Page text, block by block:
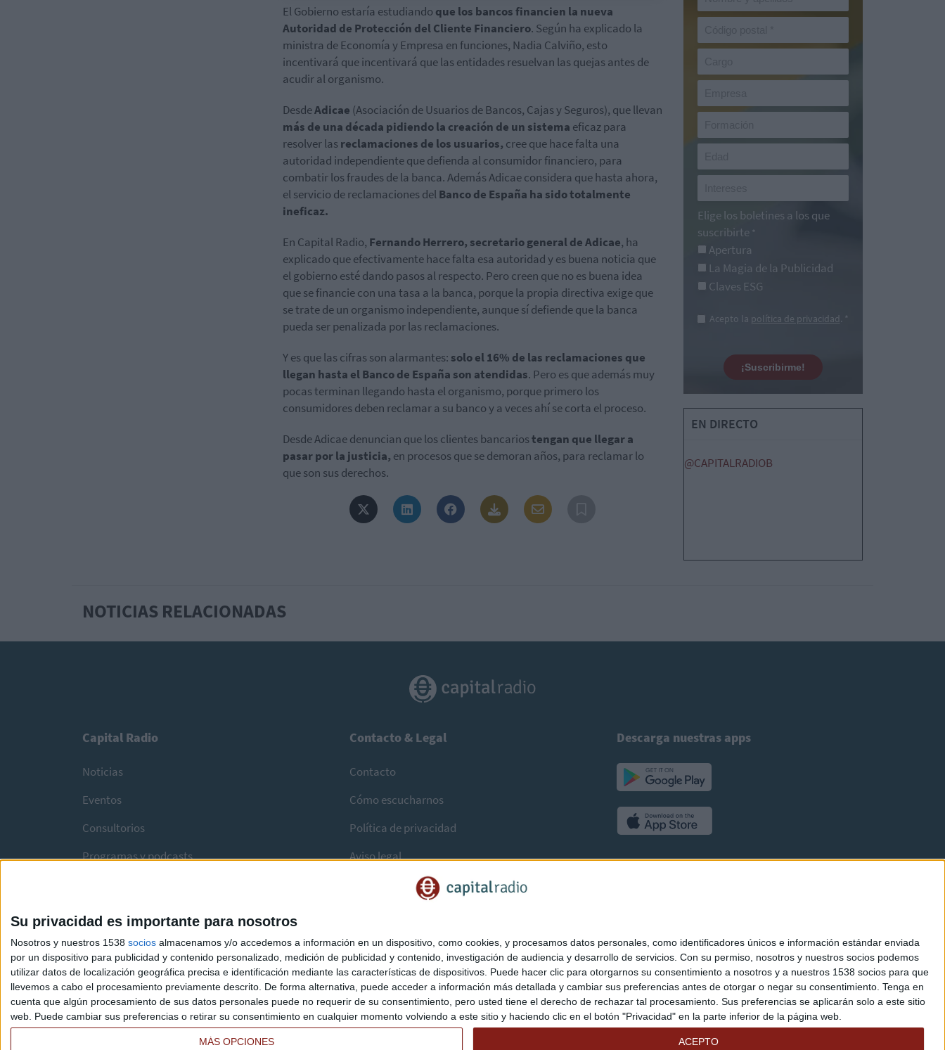
Su privacidad es importante para nosotros
Nosotros y nuestros 1538 socios almacenamos y/o accedemos a información en un dispositivo, como cookies, y procesamos datos personales, como identificadores únicos e información estándar enviada
por un dispositivo para publicidad y contenido personalizado, medición de publicidad y contenido, investigación de audiencia y desarrollo de servicios. Con su permiso, nosotros y nuestros socios podemos
utilizar datos de localización geográfica precisa e identificación mediante las características de dispositivos. Puede hacer clic para otorgarnos su consentimiento a nosotros y a nuestros 1538 socios para que
llevemos a cabo el procesamiento previamente descrito. De forma alternativa, puede acceder a información más detallada y cambiar sus preferencias antes de otorgar o negar su consentimiento. Tenga en
cuenta que algún procesamiento de sus datos personales puede no requerir de su consentimiento, pero usted tiene el derecho de rechazar tal procesamiento. Sus preferencias se aplicarán solo a este sitio
web. Puede cambiar sus preferencias o retirar su consentimiento en cualquier momento volviendo a este sitio y haciendo clic en el botón "Privacidad" en la parte inferior de la página web.
MÁS OPCIONES ACEPTO
El Gobierno estaría estudiando que los bancos financien la nueva
Autoridad de Protección del Cliente Financiero. Según ha explicado la
ministra de Economía y Empresa en funciones, Nadia Calviño, esto
incentivará que incentivará que las entidades resuelvan las quejas antes de
acudir al organismo.
DesdeAdicae (Asociación de Usuarios de Bancos, Cajas y Seguros), que llevan
más de una década pidiendo la creación de un sistema eficaz para
resolver lasreclamaciones de los usuarios, cree que hace falta una
autoridad independiente que defienda al consumidor financiero, para
combatir los fraudes de la banca. Además Adicae considera que hasta ahora,
el servicio de reclamaciones delBanco de España ha sido totalmente
ineficaz.
En Capital Radio, Fernando Herrero, secretario general de Adicae, ha
explicado que efectivamente hace falta esa autoridad y es buena noticia que
el gobierno esté dando pasos al respecto. Pero creen que no es buena idea
que se financie con una tasa a la banca, porque la propia directiva exige que
se trate de un organismo independiente, aunque sí defiende que la banca
pueda ser penalizada por las reclamaciones.
Y es que las cifras son alarmantes: solo el 16% de las reclamaciones que
llegan hasta el Banco de España son atendidas. Pero es que además muy
pocas terminan llegando hasta el organismo, porque primero los
consumidores deben reclamar a su banco y a veces ahí se corta el proceso.
Desde Adicae denuncian que los clientes bancariostengan que llegar a
pasar por la justicia, en procesos que se demoran años, para reclamar lo
que son sus derechos.
Elige los boletines a los que
suscribirte *
Apertura
La Magia de la Publicidad
Claves ESG
Acepto la política de privacidad. *
¡Suscribirme!
EN DIRECTO
@CAPITALRADIOB
NOTICIAS RELACIONADAS
Capital Radio
Noticias
Eventos
Consultorios
Programas y podcasts
Contacto & Legal
Contacto
Cómo escucharnos
Política de privacidad
Aviso legal
Descarga nuestras apps